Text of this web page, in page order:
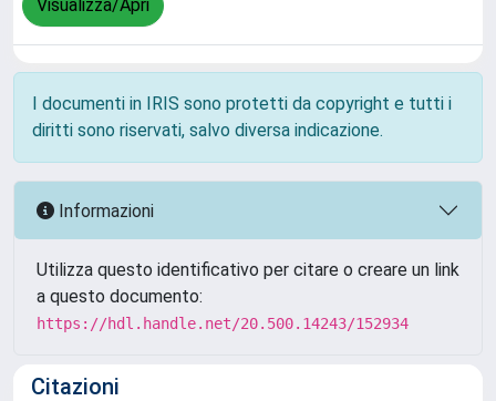
Visualizza/Apri
I documenti in IRIS sono protetti da copyright e tutti i
diritti sono riservati, salvo diversa indicazione.
Informazioni
Utilizza questo identificativo per citare o creare un link
a questo documento:
https://hdl.handle.net/20.500.14243/152934
Citazioni